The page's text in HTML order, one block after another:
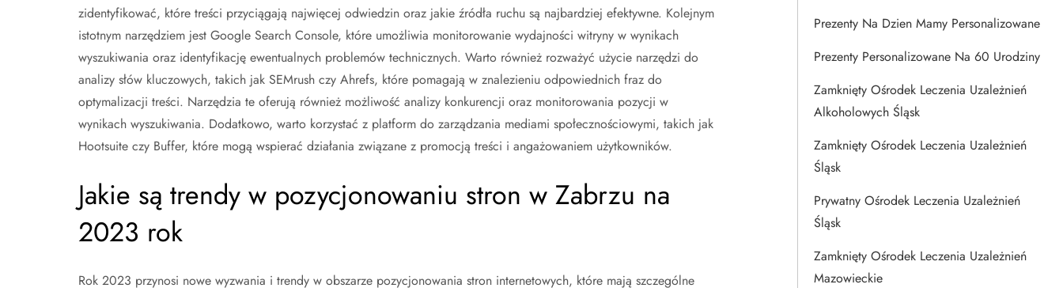
zidentyfikować, które treści przyciągają najwięcej odwiedzin oraz jakie źródła ruchu są najbardziej efektywne. Kolejnym
istotnym narzędziem jest Google Search Console, które umożliwia monitorowanie wydajności witryny w wynikach
wyszukiwania oraz identyfikację ewentualnych problemów technicznych. Warto również rozważyć użycie narzędzi do
analizy słów kluczowych, takich jak SEMrush czy Ahrefs, które pomagają w znalezieniu odpowiednich fraz do
optymalizacji treści. Narzędzia te oferują również możliwość analizy konkurencji oraz monitorowania pozycji w
wynikach wyszukiwania. Dodatkowo, warto korzystać z platform do zarządzania mediami społecznościowymi, takich jak
Hootsuite czy Buffer, które mogą wspierać działania związane z promocją treści i angażowaniem użytkowników.
Jakie są trendy w pozycjonowaniu stron w Zabrzu na
2023 rok
Rok 2023 przynosi nowe wyzwania i trendy w obszarze pozycjonowania stron internetowych, które mają szczególne
Prezenty Na Dzien Mamy Personalizowane
Prezenty Personalizowane Na 60 Urodziny
Zamknięty Ośrodek Leczenia Uzależnień
Alkoholowych Śląsk
Zamknięty Ośrodek Leczenia Uzależnień
Śląsk
Prywatny Ośrodek Leczenia Uzależnień
Śląsk
Zamknięty Ośrodek Leczenia Uzależnień
Mazowieckie